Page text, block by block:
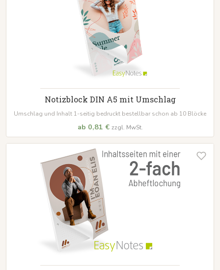
Notizblock DIN A5 mit Umschlag
Umschlag und Inhalt 1-seitig bedruckt bestellbar schon ab 10 Blöcke
ab 0,81 € zzgl. MwSt.